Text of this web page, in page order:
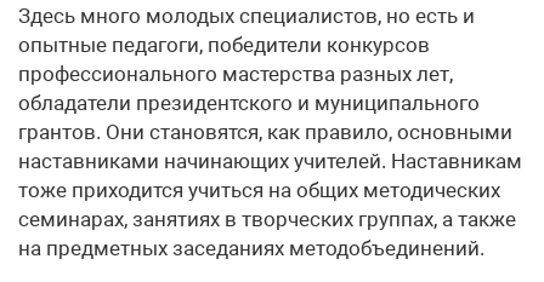
Здесь много молодых специалистов, но есть и
опытные педагоги, победители конкурсов
профессионального мастерства разных лет,
обладатели президентского и муниципального
грантов. Они становятся, как правило, основными
наставниками начинающих учителей. Наставникам
тоже приходится учиться на общих методических
семинарах, занятиях в творческих группах, а также
на предметных заседаниях метод­объединений.